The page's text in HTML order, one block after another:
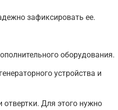
зафиксировать ее.
оборудования.
устройства и
Для этого нужно